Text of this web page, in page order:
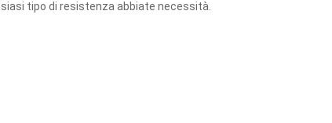
tipo di resistenza abbiate necessità.